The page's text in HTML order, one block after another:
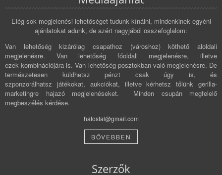
Elég sok megjelenési lehetőséget tudunk kínálni, mindenkinek egyéni
ajánlatokat adunk, de azért nagyjából összefoglalom:
Van lehetőség kizárólag csapathoz (városhoz) köthető aloldali
megjelenésre. Van lehetőség főoldali megjelenésre, illetve
ezek kombinációjára is. Van lehetőség posztokban való megjelenésre. De
természetesen küldhetsz pénzt csak úgy is, és
szponzorálhatsz játékokat, aukciókat, illetve kérhetsz tőlünk gerilla-
marketingre hajazó megjelenéseket. Minden csupán megfelelő
megbeszélés kérdése.
hatosfal@gmail.com
BŐVEBBEN
Szerzők